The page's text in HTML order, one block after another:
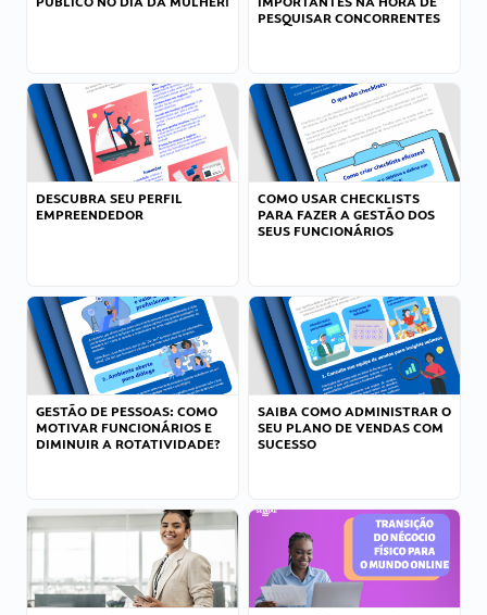
PESQUISAR CONCORRENTES
DESCUBRA SEU PERFIL
EMPREENDEDOR
COMO USAR CHECKLISTS
PARA FAZER A GESTÃO DOS
SEUS FUNCIONÁRIOS
GESTÃO DE PESSOAS: COMO
MOTIVAR FUNCIONÁRIOS E
DIMINUIR A ROTATIVIDADE?
SAIBA COMO ADMINISTRAR O
SEU PLANO DE VENDAS COM
SUCESSO